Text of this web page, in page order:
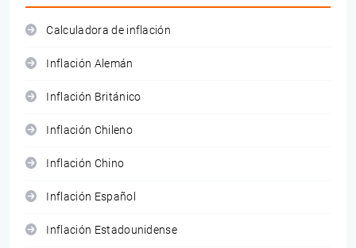
Calculadora de inflación
Inflación Alemán
Inflación Británico
Inflación Chileno
Inflación Chino
Inflación Español
Inflación Estadounidense